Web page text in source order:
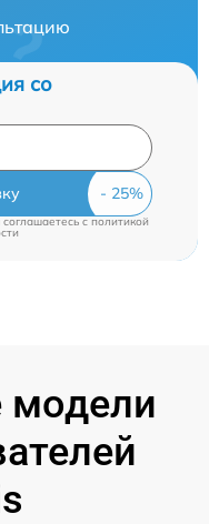
со
cполитикой
модели